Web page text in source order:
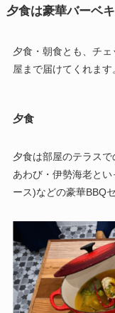
夕食は豪華バーベ
夕食・朝食とも、チ
屋まで届けてくれます
夕食
夕食は部屋のテラス
あわび・伊勢海老と
ース)などの豪華BBQ